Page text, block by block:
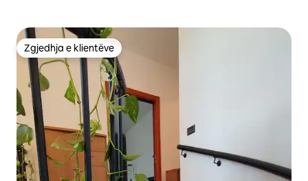
Zgjedhja e klientëve
Zgjedhja e klientëve